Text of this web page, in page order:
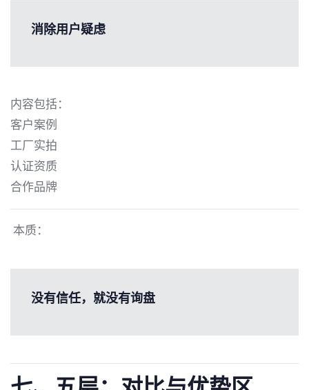
消除用户疑虑
内容包括：
客户案例
工厂实拍
认证资质
合作品牌
本质：
没有信任，就没有询盘